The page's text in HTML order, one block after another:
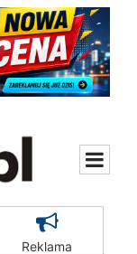
Reklama